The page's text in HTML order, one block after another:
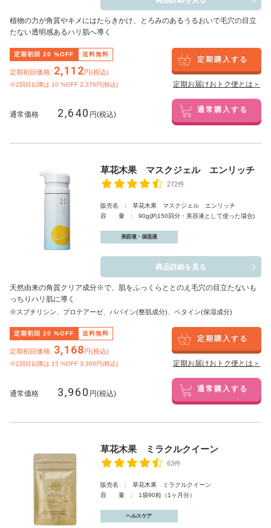
植物の力が角質やキメにはたらきかけ、とろみのあるうるおいで毛穴の目立
たない透明感あるハリ肌へ導く
定期初回 20 %OFF 送料無料
定期初回価格: 2,112円(税込)
※2回目以降は 10 %OFF 2,376円(税込)
定期購入する
定期お届けおトク便とは＞
通常価格 2,640 円(税込) 通常購入する
草花木果 マスクジェル エンリッチ
272件
販売名 : 草花木果 マスクジェル エンリッチ
容 量 : 90g(約150回分・美容液として使った場合)
美容液・保湿液
商品詳細を見る
天然由来の角質クリア成分※で、肌をふっくらととのえ毛穴の目立たないも
っちりハリ肌に導く
※スブチリシン、プロテアーゼ、パパイン(整肌成分)、ベタイン(保湿成分)
定期初回 20 %OFF 送料無料
定期初回価格: 3,168円(税込)
※2回目以降は 15 %OFF 3,366円(税込)
定期購入する
定期お届けおトク便とは＞
通常価格 3,960 円(税込) 通常購入する
草花木果 ミラクルクイーン
63件
販売名 : 草花木果 ミラクルクイーン
容 量 : 1袋90粒（1ヶ月分）
ヘルスケア